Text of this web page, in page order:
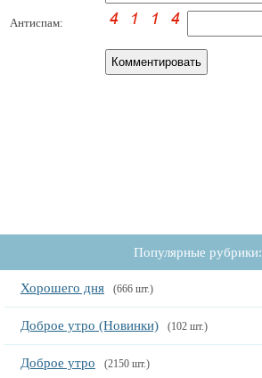
Антиспам:
Популярные рубрики:
Хорошего дня (666 шт.)
Доброе утро (Новинки) (102 шт.)
Доброе утро (2150 шт.)